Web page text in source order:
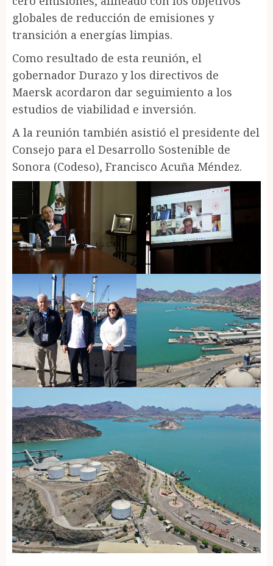
globales de reducción de emisiones y
transición a energías limpias.
Como resultado de esta reunión, el
gobernador Durazo y los directivos de
Maersk acordaron dar seguimiento a los
estudios de viabilidad e inversión.
A la reunión también asistió el presidente del
Consejo para el Desarrollo Sostenible de
Sonora (Codeso), Francisco Acuña Méndez.